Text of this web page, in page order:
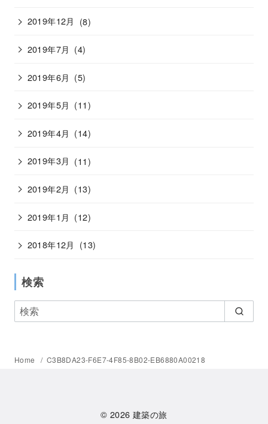
2019年12月 (8)
2019年7月 (4)
2019年6月 (5)
2019年5月 (11)
2019年4月 (14)
2019年3月 (11)
2019年2月 (13)
2019年1月 (12)
2018年12月 (13)
検索
Home C3B8DA23-F6E7-4F85-8B02-EB6880A00218
© 2026建築の旅